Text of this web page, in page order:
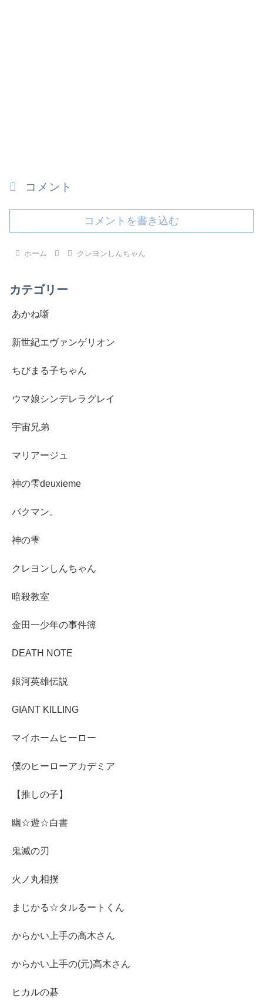
コメント
コメントを書き込む
ホーム クレヨンしんちゃん
カテゴリー
あかね噺
新世紀エヴァンゲリオン
ちびまる子ちゃん
ウマ娘シンデレラグレイ
宇宙兄弟
マリアージュ
神の雫deuxieme
バクマン。
神の雫
クレヨンしんちゃん
暗殺教室
金田一少年の事件簿
DEATH NOTE
銀河英雄伝説
GIANT KILLING
マイホームヒーロー
僕のヒーローアカデミア
【推しの子】
幽☆遊☆白書
鬼滅の刃
火ノ丸相撲
まじかる☆タルるートくん
からかい上手の高木さん
からかい上手の(元)高木さん
ヒカルの碁